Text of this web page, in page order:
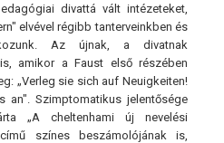
divattá vált intézeteket,
elvével régibb tanterveinkben és
Az újnak, a divatnak
amikor a Faust első részében
„Verleg sie sich auf Neuigkeiten!
an". Szimptomatikus jelentősége
„A cheltenhami új nevelési
színes beszámolójának is,